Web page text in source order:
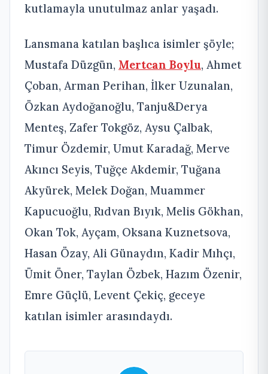
kutlamayla unutulmaz anlar yaşadı.
Lansmana katılan başlıca isimler şöyle;
Mustafa Düzgün, Mertcan Boylu, Ahmet
Çoban, Arman Perihan, İlker Uzunalan,
Özkan Aydoğanoğlu, Tanju&Derya
Menteş, Zafer Tokgöz, Aysu Çalbak,
Timur Özdemir, Umut Karadağ, Merve
Akıncı Seyis, Tuğçe Akdemir, Tuğana
Akyürek, Melek Doğan, Muammer
Kapucuoğlu, Rıdvan Bıyık, Melis Gökhan,
Okan Tok, Ayçam, Oksana Kuznetsova,
Hasan Özay, Ali Günaydın, Kadir Mıhçı,
Ümit Öner, Taylan Özbek, Hazım Özenir,
Emre Güçlü, Levent Çekiç, geceye
katılan isimler arasındaydı.